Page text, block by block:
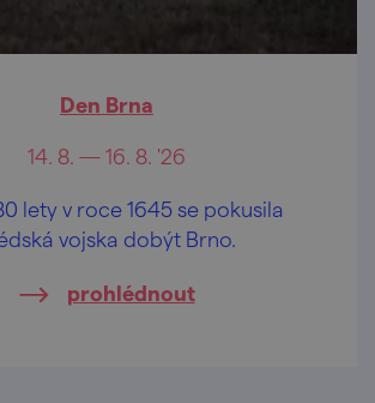
Den Brna
14. 8. — 16. 8. '26
lety v roce 1645 se pokusila
vojska dobýt Brno.
prohlédnout